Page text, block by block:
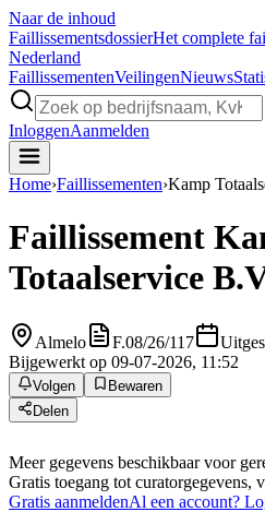
Naar de inhoud
FaillissementsdossierHet complete
Nederland
FaillissementenVeilingenNieuws
InloggenAanmelden
Home›Faillissementen›Kamp
Faillissement
Totaalservice
Almelo F.08/26/117
Bijgewerkt op 09-07-2026, 11:52
Volgen
Bewaren
Delen
Meer gegevens beschikbaar voor
Gratis toegang tot curatorgegevens,
Gratis aanmeldenAl een account?